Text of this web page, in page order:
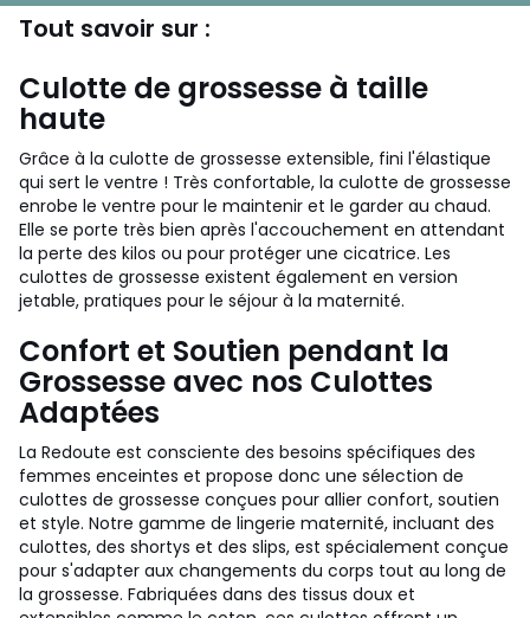
Tout savoir sur :
Culotte de grossesse à taille
haute
Grâce à la culotte de grossesse extensible, fini l'élastique
qui sert le ventre ! Très confortable, la culotte de grossesse
enrobe le ventre pour le maintenir et le garder au chaud.
Elle se porte très bien après l'accouchement en attendant
la perte des kilos ou pour protéger une cicatrice. Les
culottes de grossesse existent également en version
jetable, pratiques pour le séjour à la maternité.
Confort et Soutien pendant la
Grossesse avec nos Culottes
Adaptées
La Redoute est consciente des besoins spécifiques des
femmes enceintes et propose donc une sélection de
culottes de grossesse conçues pour allier confort, soutien
et style. Notre gamme de lingerie maternité, incluant des
culottes, des shortys et des slips, est spécialement conçue
pour s'adapter aux changements du corps tout au long de
la grossesse. Fabriquées dans des tissus doux et